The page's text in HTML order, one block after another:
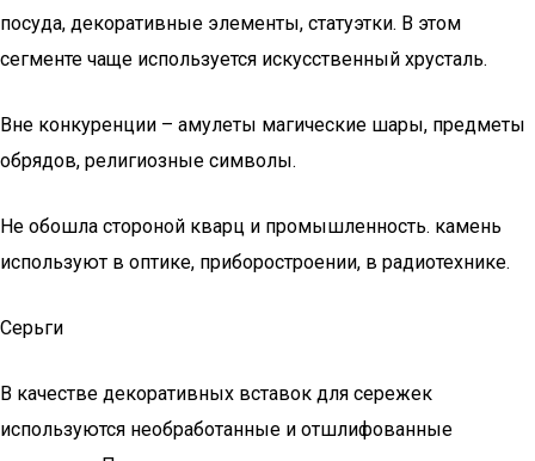
посуда, декоративные элементы, статуэтки. В этом
сегменте чаще используется искусственный хрусталь.
Вне конкуренции – амулеты магические шары, предметы
обрядов, религиозные символы.
Не обошла стороной кварц и промышленность. камень
используют в оптике, приборостроении, в радиотехнике.
Серьги
В качестве декоративных вставок для сережек
используются необработанные и отшлифованные